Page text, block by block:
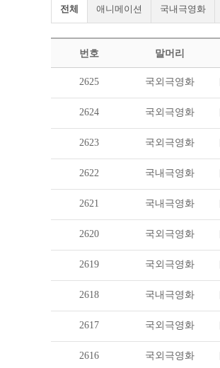
전체 애니메이션 국내극영화
번호 말머리
2625 국외극영화
2624 국외극영화
2623 국외극영화
2622 국내극영화
2621 국내극영화
2620 국외극영화
2619 국외극영화
2618 국내극영화
2617 국외극영화
2616 국외극영화